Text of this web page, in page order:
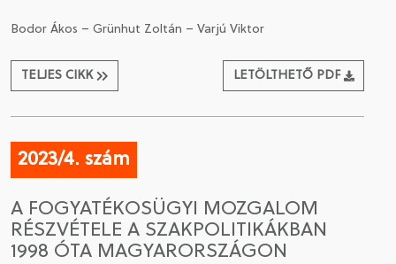
Bodor Ákos – Grünhut Zoltán – Varjú Viktor
TELJES CIKK LETÖLTHETŐ PDF
2023/4. szám
A FOGYATÉKOSÜGYI MOZGALOM
RÉSZVÉTELE A SZAKPOLITIKÁKBAN
1998 ÓTA MAGYARORSZÁGON